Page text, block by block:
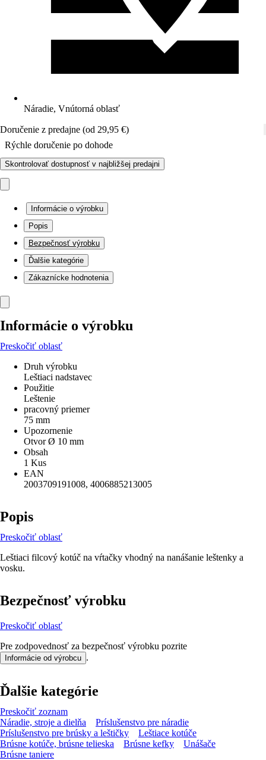
Náradie, Vnútorná oblasť
Doručenie z predajne (od 29,95 €)
Rýchle doručenie po dohode
Skontrolovať dostupnosť v najbližšej predajni
Informácie o výrobku
Popis
Bezpečnosť výrobku
Ďalšie kategórie
Zákaznícke hodnotenia
Informácie o výrobku
Preskočiť oblasť
Druh výrobku
Leštiaci nadstavec
Použitie
Leštenie
pracovný priemer
75 mm
Upozornenie
Otvor Ø 10 mm
Obsah
1 Kus
EAN
2003709191008, 4006885213005
Popis
Preskočiť oblasť
Leštiaci filcový kotúč na vŕtačky vhodný na nanášanie leštenky a
vosku.
Bezpečnosť výrobku
Preskočiť oblasť
Pre zodpovednosť za bezpečnosť výrobku pozrite
Informácie od výrobcu .
Ďalšie kategórie
Preskočiť zoznam
Náradie, stroje a dielňa
Príslušenstvo pre náradie
Príslušenstvo pre brúsky a leštičky
Leštiace kotúče
Brúsne kotúče, brúsne telieska
Brúsne kefky
Unášače
Brúsne taniere